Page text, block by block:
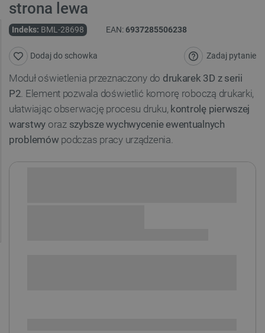
strona lewa
Indeks: BML-28698 EAN:6937285506238
Zadaj pytanie
Dodaj do schowka
Moduł oświetlenia przeznaczony do drukarek 3D z serii
P2. Element pozwala doświetlić komorę roboczą drukarki,
ułatwiając obserwację procesu druku, kontrolę pierwszej
warstwy oraz szybsze wychwycenie ewentualnych
problemów podczas pracy urządzenia.